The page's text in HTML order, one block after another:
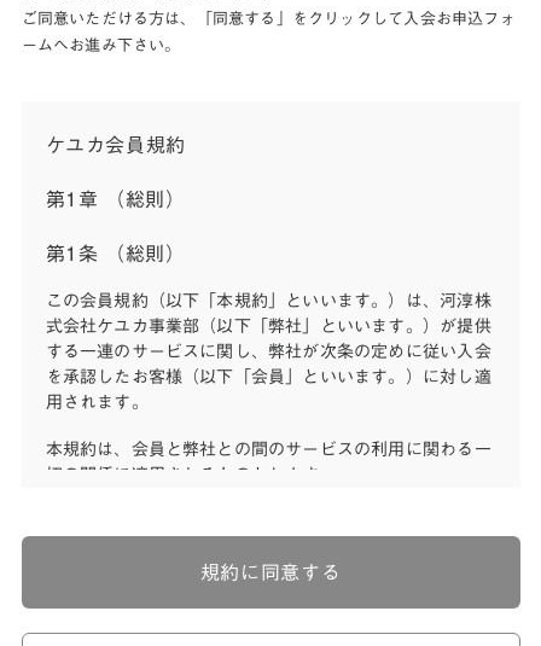
ご同意いただける方は、「同意する」をクリックして入会お申込フォ
ームへお進み下さい。
ケユカ会員規約
第1章 （総則）
第1条 （総則）
この会員規約（以下「本規約」といいます。）は、河淳株
式会社ケユカ事業部（以下「弊社」といいます。）が提供
する一連のサービスに関し、弊社が次条の定めに従い入会
を承認したお客様（以下「会員」といいます。）に対し適
用されます。
本規約は、会員と弊社との間のサービスの利用に関わる一
切の関係に適用されるものとします。
ら個別規定はその名称のいかんに関わらず、本規約の一部
規約に同意する